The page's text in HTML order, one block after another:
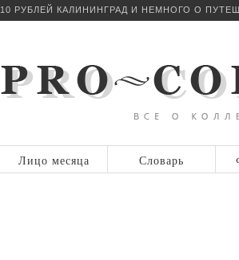
10 РУБЛЕЙ КАЛИНИНГРАД И НЕМНОГО О
Лицо месяца Словарь